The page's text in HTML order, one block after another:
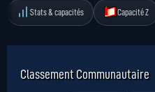
Stats & capacités Capacité Z
Classement Communautaire